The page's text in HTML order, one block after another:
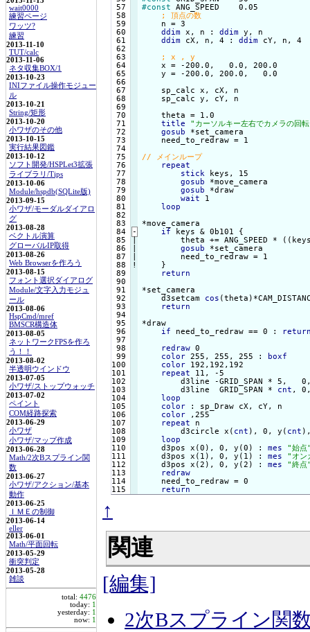
wait0000
練習ページ
ワッツ?
練習
2013-11-10
TUT/calc
2013-11-06
ネタ収集BOX/1
2013-10-23
INIファイル操作モジュー
ル
2013-10-21
String/矩形
2013-10-20
小ワザのその他
2013-10-15
実行結果図鑑
2013-10-12
ソフト開発/HSPLet3拡張
ライブラリ/Tips
2013-10-06
Module/hspdb(SQLite版)
2013-09-15
小ワザ/モーダルダイアロ
グ
2013-08-28
ベクトル演算
グローバルIP取得
2013-08-26
Web Browserを作ろう
2013-08-15
フォント選択ダイアログ
Module/文字入力モジュ
ール
2013-08-06
HspCmd/mref
BMSCR構造体
2013-08-05
ネットワークFPSを作ろ
う！！
2013-08-02
半透明ウインドウ
2013-07-05
小ワザ/ストップウォッチ
2013-07-02
ペイント
COM経路探索
2013-06-29
小ワザ
小ワザ/マップ作成
2013-06-28
Math/2次Bスプライン関
数
2013-06-27
小ワザ/アクション/基本
動作
2013-06-25
ＩＭＥの制御
2013-06-14
eller
2013-06-01
Math/平面回転
2013-05-29
衝突判定
2013-05-28
雑談
total: 4476
today: 1
yesterday: 1
now: 1
57
58
59
60
61
62
63
64
65
66
67
68
69
70
71
72
73
74
75
76
77
78
79
80
81
82
83
84
85
86
87
88
90
91
92
93
94
95
96
97
98
99
100
101
102
103
104
105
106
107
108
109
110
111
112
113
114
-
|
!
#const
ANG_SPEED    0.05
    n = 3
ddim x, n : ddim y, n
ddim cX, n, 4 : ddim cY, n, 4
    x = -200.0,   0.0, 200.0
    y = -200.0, 200.0,   0.0
    sp_calc x, cX, n
    sp_calc y, cY, n
    theta = 1.0
title
"カーソルキー左右でカメラの回
gosub
*set_camera
    need_to_redraw = 1
// メインループ
repeat
stick keys, 15
gosub
*move_camera
gosub
*draw
wait
1
loop
*move_camera
if
keys & 0b101 {
theta += ANG_SPEED *
gosub
*set_camera
        need_to_redraw = 1
}
return
*set_camera
    d3setcam
cos
return
*draw
if
need_to_redraw == 0 :
redraw 0
color 255, 255, 255 :
boxf
color 192,192,192
repeat
11, -5
d3line -GRID_SPAN * 5,
        d3line  GRID_SPAN *
cnt , 0,
loop
color : sp_Draw cX, cY, n
color ,255
repeat
n
        d3circle x(
cnt ), 0, y( cnt
loop
    d3pos x(0), 0, y(0) :
mes
"始
    d3pos x(1), 0, y(1) :
mes
"オン
    d3pos x(2), 0, y(2) :
mes
"終
redraw
    need_to_redraw = 0
return
↑
関連
[編集]
2次Bスプライン関